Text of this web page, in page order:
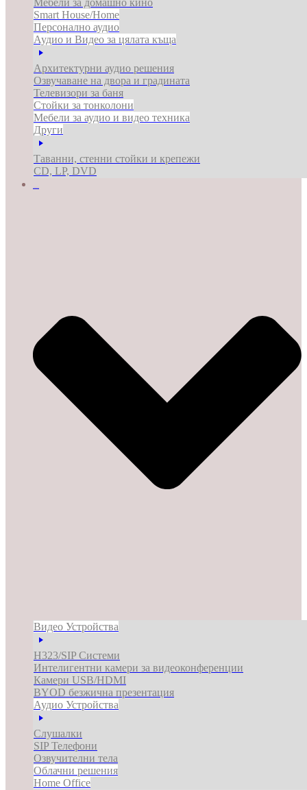
Мебели за домашно кино
Smart House/Home
Персонално аудио
Аудио и Видео за цялата къща
Архитектурни аудио решения
Озвучаване на двора и градината
Телевизори за баня
Стойки за тонколони
Мебели за аудио и видео техника
Други
Таванни, стенни стойки и крепежи
CD, LP, DVD
Видео Устройства
H323/SIP Системи
Интелигентни камери за видеоконференции
Камери USB/HDMI
BYOD безжична презентация
Аудио Устройства
Слушалки
SIP Телефони
Озвучителни тела
Облачни решения
Home Office